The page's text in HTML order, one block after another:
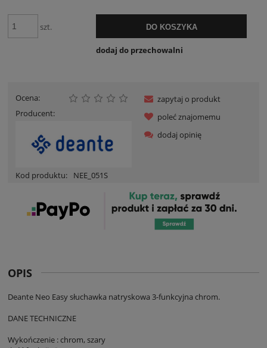
szt. DO KOSZYKA
dodaj do przechowalni
Ocena:
Producent:
Kod produktu: NEE_051S
zapytaj o produkt
poleć znajomemu
dodaj opinię
OPIS
Deante Neo Easy słuchawka natryskowa 3-funkcyjna chrom.
DANE TECHNICZNE
Wykończenie : chrom, szary